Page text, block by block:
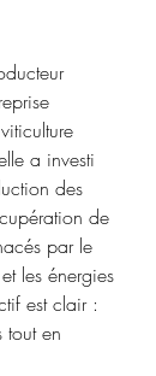
a investi
des
de
par le
les énergies
est clair :
tout en